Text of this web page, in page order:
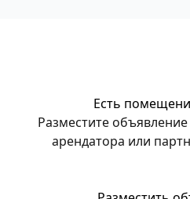
Есть
Разместите
арендатора или